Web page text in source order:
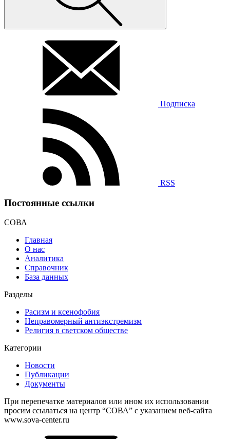
Подписка
RSS
Постоянные ссылки
СОВА
Главная
О нас
Аналитика
Справочник
База данных
Разделы
Расизм и ксенофобия
Неправомерный антиэкстремизм
Религия в светском обществе
Категории
Новости
Публикации
Документы
При перепечатке материалов или ином их использовании
просим ссылаться на центр “СОВА” с указанием веб-сайта
www.sova-center.ru